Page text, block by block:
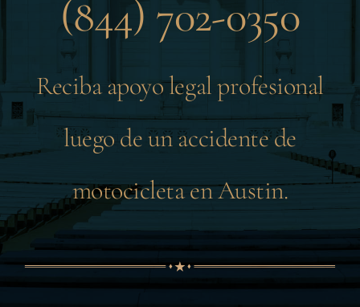
(844) 702-0350
Reciba apoyo legal profesional
luego de un accidente de
motocicleta en Austin.